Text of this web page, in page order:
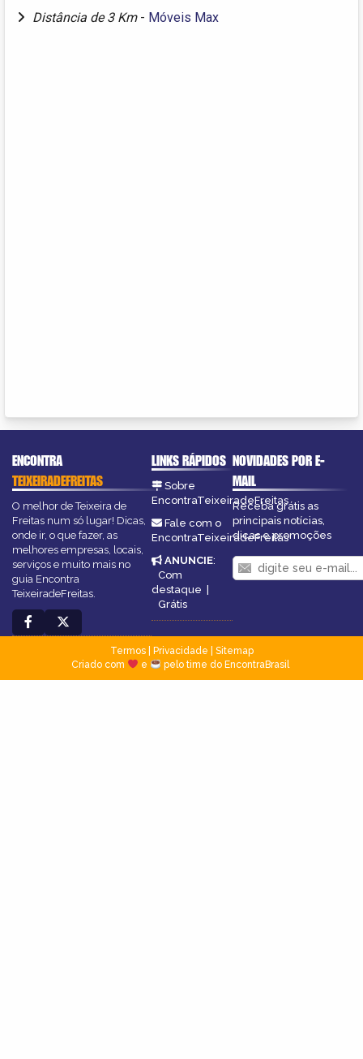
Distância de 3 Km - Móveis Max
ENCONTRA
TEIXEIRADEFREITAS
O melhor de Teixeira de
Freitas num só lugar! Dicas,
onde ir, o que fazer, as
melhores empresas, locais,
serviços e muito mais no
guia Encontra
TeixeiradeFreitas.
LINKS RÁPIDOS
Sobre
EncontraTeixeiradeFreitas
Fale com o
EncontraTeixeiradeFreitas
ANUNCIE:
Com
destaque
Grátis
NOVIDADES POR E-
MAIL
Receba grátis as
principais notícias,
dicas e promoções
Termos| Privacidade
Sitemap
Criado com
e pelo time do EncontraBrasil